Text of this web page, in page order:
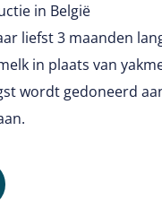
in België
liefst 3 maanden
in plaats van
wordt gedoneerd